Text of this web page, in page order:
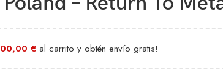
€ al carrito y obtén envío gratis!